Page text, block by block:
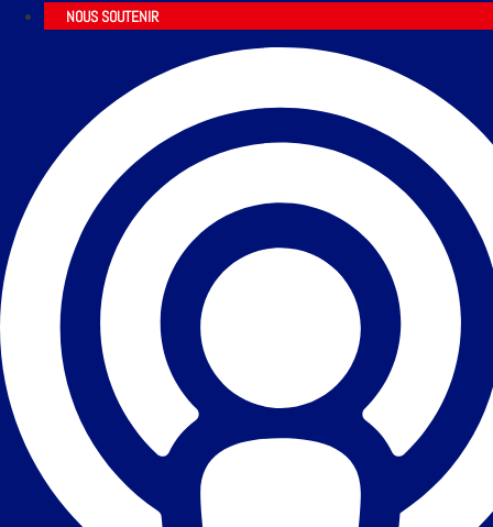
NOUS SOUTENIR